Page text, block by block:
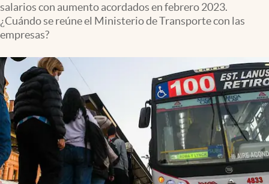
Clase
Mundial 2026
Eventos Corporativos
El Cronista Studio
Mediakit
abre en nueva pestaña
Argentina
salarios con aumento acordados en febrero 2023.
¿Cuándo se reúne el Ministerio de Transporte con las
empresas?